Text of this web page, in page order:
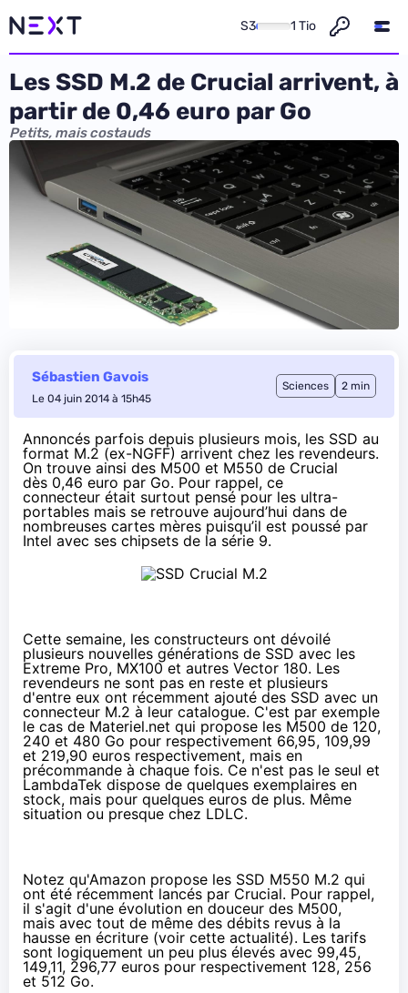
S3 1 Tio
Les SSD M.2 de Crucial arrivent, à
partir de 0,46 euro par Go
Petits, mais costauds
Sébastien Gavois
Le 04 juin 2014 à 15h45
Sciences 2 min
Annoncés parfois depuis plusieurs mois, les SSD au
format M.2 (ex-NGFF) arrivent chez les revendeurs.
On trouve ainsi des M500 et M550 de Crucial
dès 0,46 euro par Go. Pour rappel, ce
connecteur était surtout pensé pour les ultra-
portables mais se retrouve aujourd’hui dans de
nombreuses cartes mères puisqu’il est poussé par
Intel avec ses chipsets de la série 9.
Cette semaine, les constructeurs ont dévoilé
plusieurs nouvelles générations de SSD avec les
Extreme Pro, MX100et autres Vector 180. Les
revendeurs ne sont pas en reste et plusieurs
d'entre eux ont récemment ajouté des SSD avec un
connecteur M.2 à leur catalogue. C'est par exemple
le cas de Materiel.net qui propose les M500 de 120,
240 et 480 Go pour respectivement 66,95, 109,99
et 219,90 eurosrespectivement, mais en
précommande à chaque fois. Ce n'est pas le seul et
LambdaTek dispose de quelques exemplaires en
stock, mais pour quelques euros de plus. Même
situation ou presque chez LDLC.
Notez qu'Amazon propose les SSD M550 M.2 qui
ont été récemment lancés par Crucial. Pour rappel,
il s'agit d'une évolution en douceur des M500,
mais avec tout de même des débits revus à la
hausse en écriture (voir cette actualité). Les tarifs
sont logiquement un peu plus élevés avec 99,45,
149,11, 296,77 euros pour respectivement 128, 256
et 512 Go.